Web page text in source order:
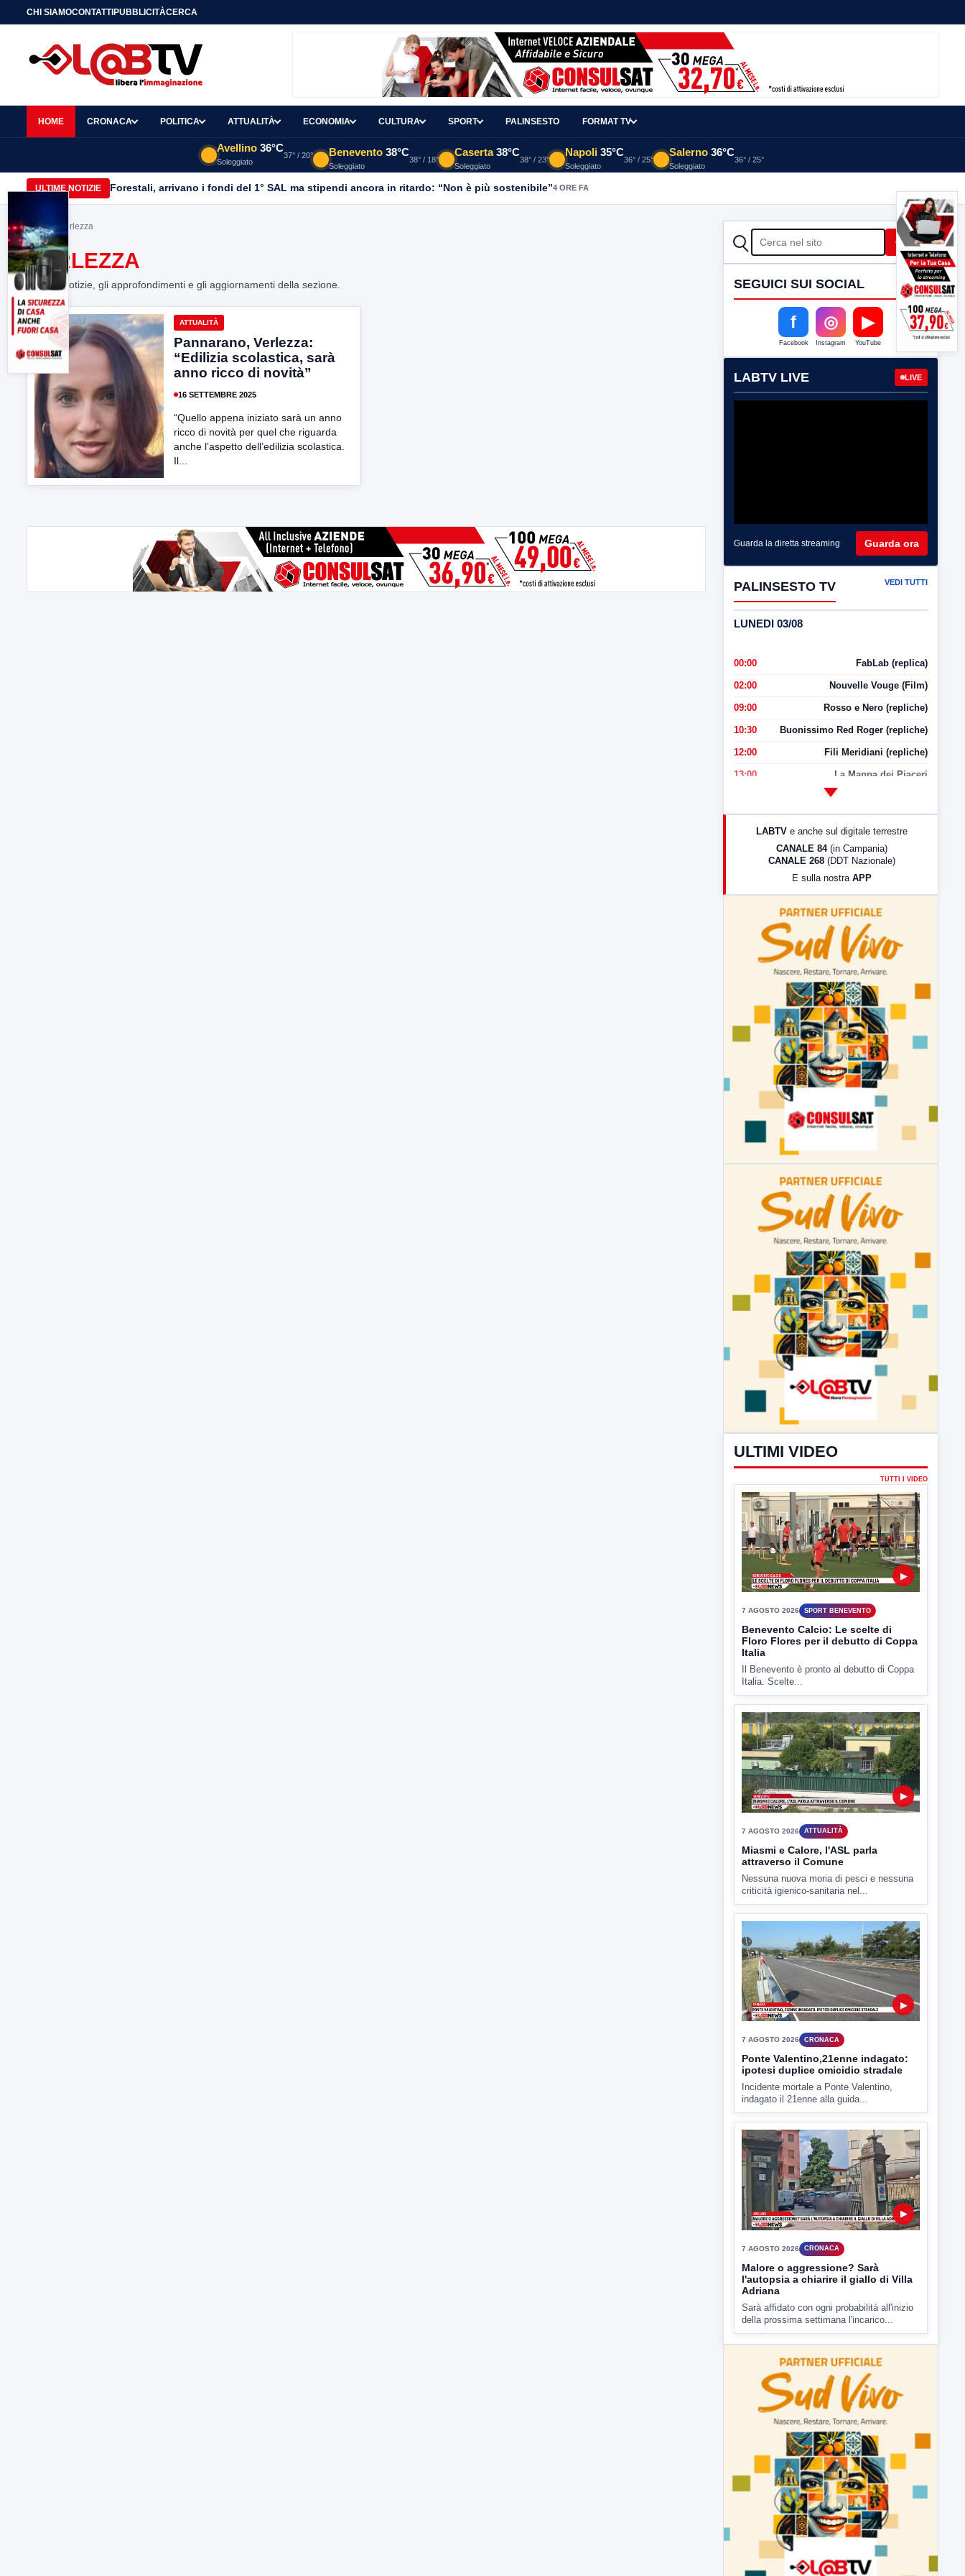
CHI SIAMOCONTATTIPUBBLICITÀCERCA
HOME CRONACA POLITICA ATTUALITÀ ECONOMIA CULTURA SPORT PALINSESTO FORMAT TV
Avellino 36°C
Soleggiato
37° / 20° Benevento 38°C
Soleggiato
38° / 18°
Caserta 38°C
Soleggiato
38° / 23°
Napoli 35°C
Soleggiato
36° / 25°
Salerno 36°C
Soleggiato
36° / 25°
ULTIME NOTIZIE Forestali, arrivano i fondi del 1° SAL ma stipendi ancora in ritardo: “Non è più sostenibile”4 ORE FA
Home> Verlezza
VERLEZZA
Tutte le notizie, gli approfondimenti e gli aggiornamenti della sezione.
ATTUALITÀ
Pannarano, Verlezza:
“Edilizia scolastica, sarà
anno ricco di novità”
16 SETTEMBRE 2025
“Quello appena iniziato sarà un anno
ricco di novità per quel che riguarda
anche l’aspetto dell’edilizia scolastica.
Il...
CERCA Cerca
SEGUICI SUI SOCIAL
f
Facebook
◎
Instagram
▶
YouTube
LABTV LIVE LIVE
Guarda la diretta streaming Guarda ora
PALINSESTO TV VEDI TUTTI
LUNEDI 03/08
00:00 FabLab (replica)
02:00 Nouvelle Vouge (Film)
09:00 Rosso e Nero (repliche)
10:30 Buonissimo Red Roger (repliche)
12:00 Fili Meridiani (repliche)
13:00 La Mappa dei Piaceri
LabNews (Diretta)
LabNews (replica)
LABTV e anche sul digitale terrestre
CANALE 84 (in Campania)
CANALE 268 (DDT Nazionale)
E sulla nostra APP
ULTIMI VIDEO
▶
7 AGOSTO 2026 SPORT BENEVENTO
Benevento Calcio: Le scelte di
Floro Flores per il debutto di Coppa
Italia
Il Benevento è pronto al debutto di Coppa
Italia. Scelte...
7 AGOSTO 2026 ATTUALITÀ
Miasmi e Calore, l'ASL parla
attraverso il Comune
Nessuna nuova moria di pesci e nessuna
criticità igienico-sanitaria nel...
CRONACA
Ponte Valentino,21enne indagato:
ipotesi duplice omicidio stradale
Incidente mortale a Ponte Valentino,
indagato il 21enne alla guida...
7 AGOSTO 2026 CRONACA
Malore o aggressione? Sarà
l'autopsia a chiarire il giallo di Villa
Adriana
Sarà affidato con ogni probabilità all'inizio
della prossima settimana l'incarico...